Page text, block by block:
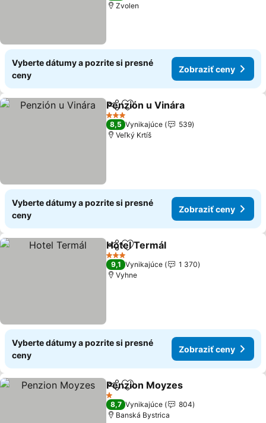
Zvolen
Vyberte dátumy a pozrite si presné
ceny
Zobraziť ceny
ZdieľaťPridať do obľúbených
Penzión u Vinára
3 Počet hviezdičiek
8,5 Vynikajúce
539
Veľký Krtíš
Vyberte dátumy a pozrite si presné
ceny
Zobraziť ceny
ZdieľaťPridať do obľúbených
Hotel Termál
3 Počet hviezdičiek
9,1 Vynikajúce
1 370
Vyhne
Vyberte dátumy a pozrite si presné
ceny
Zobraziť ceny
ZdieľaťPridať do obľúbených
Penzion Moyzes
1 Počet hviezdičiek
8,7 Vynikajúce
804
Banská Bystrica